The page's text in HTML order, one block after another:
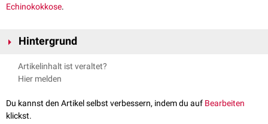
Echinokokkose.
Hintergrund
Akronym PAIR steht für:
:perkutane
I: InjektioneinerprotoskolizidenSubstanz (z.B. 95-%igemEthanol
oder
Artikelinhalt ist veraltet?
Hier melden
Du kannst den Artikel selbst verbessern, indem du auf Bearbeiten
klickst.